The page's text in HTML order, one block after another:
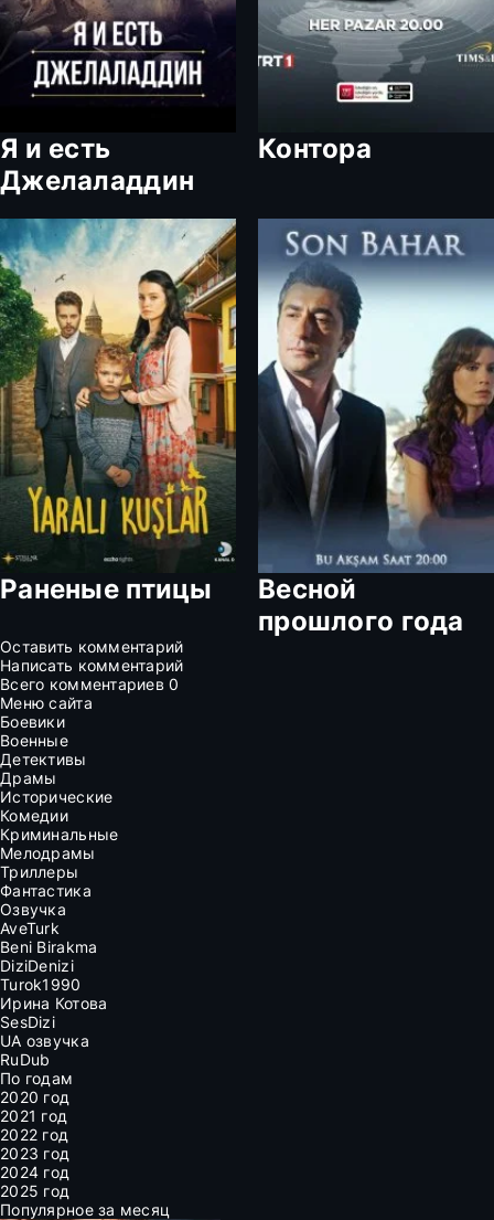
Я и есть
Джелаладдин
Контора
Раненые птицы
Весной
прошлого года
Оставить комментарий
Написать комментарий
Всего комментариев0
Меню сайта
Боевики
Военные
Детективы
Драмы
Исторические
Комедии
Криминальные
Мелодрамы
Триллеры
Фантастика
Озвучка
AveTurk
Beni Birakma
DiziDenizi
Turok1990
Ирина Котова
SesDizi
UA озвучка
RuDub
По годам
2020 год
2021 год
2022 год
2023 год
2024 год
2025 год
Популярное за месяц